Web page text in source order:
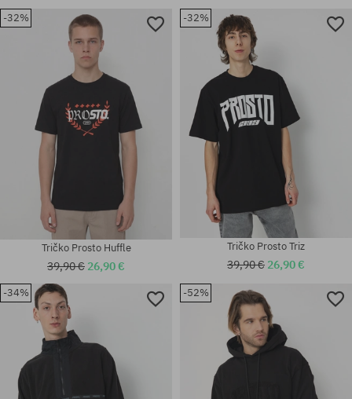
Dostupné veľkosti:
Dostupné veľkosti:
M; L; XL; XXL
Dostupné veľkosti:
Dostupné veľkosti:
-32%
Tričko Prosto Huffle
39,90 € 26,90 €
-32%
Tričko Prosto Triz
39,90 € 26,90 €
-34% -52%